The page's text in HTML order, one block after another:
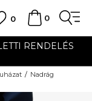
0
0
RENDELÉS
Nadrág